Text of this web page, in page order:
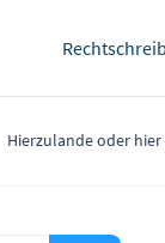
Hierzulande oder hier